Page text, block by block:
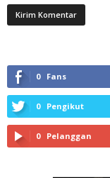
0 Fans
0 Pengikut
0 Pelanggan